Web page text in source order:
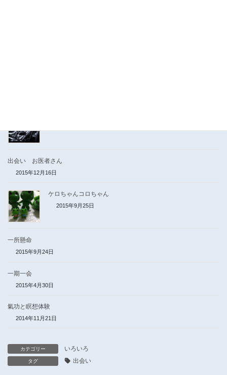
出会い お医者さん
2015年12月16日
ケロちゃんコロちゃん
2015年9月25日
一所懸命
2015年9月24日
一期一会
2015年4月30日
氣功と瞑想体験
2014年11月21日
カテゴリー いろいろ
タグ 出会い